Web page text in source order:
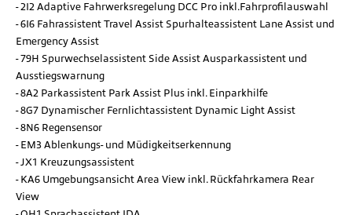
2I2 Adaptive Fahrwerksregelung DCC Pro inkl.Fahrprofilauswahl
6I6 Fahrassistent Travel Assist Spurhalteassistent Lane Assist und
Emergency Assist
79H Spurwechselassistent Side Assist Ausparkassistent und
Ausstiegswarnung
8A2 Parkassistent Park Assist Plus inkl. Einparkhilfe
8G7 Dynamischer Fernlichtassistent Dynamic Light Assist
8N6 Regensensor
EM3 Ablenkungs- und Müdigkeitserkennung
JX1 Kreuzungsassistent
KA6 Umgebungsansicht Area View inkl. Rückfahrkamera Rear
View